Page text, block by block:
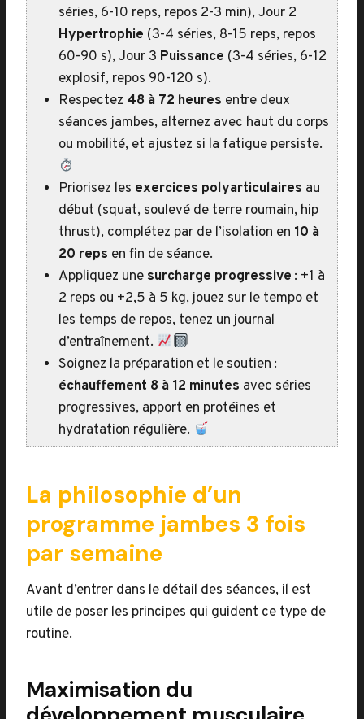
séries, 6-10 reps, repos 2-3 min), Jour 2
Hypertrophie (3-4 séries, 8-15 reps, repos
60-90 s), Jour 3 Puissance (3-4 séries, 6-12
explosif, repos 90-120 s).
Respectez 48 à 72 heures entre deux
séances jambes, alternez avec haut du corps
ou mobilité, et ajustez si la fatigue persiste.
Priorisez les exercices polyarticulaires au
début (squat, soulevé de terre roumain, hip
thrust), complétez par de l’isolation en 10 à
20 reps en fin de séance.
Appliquez une surcharge progressive : +1 à
2 reps ou +2,5 à 5 kg, jouez sur le tempo et
les temps de repos, tenez un journal
d’entraînement.
Soignez la préparation et le soutien :
échauffement 8 à 12 minutes avec séries
progressives, apport en protéines et
hydratation régulière.
La philosophie d’un
programme jambes 3 fois
par semaine
Avant d’entrer dans le détail des séances, il est
utile de poser les principes qui guident ce type de
routine.
Maximisation du